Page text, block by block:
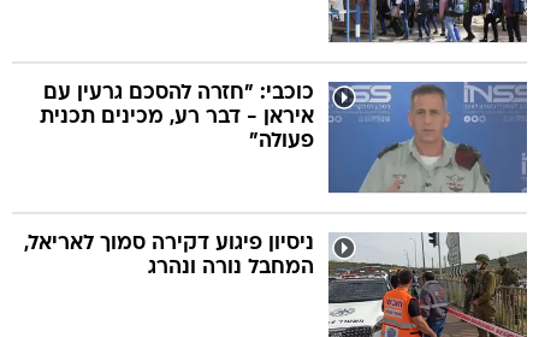
כוכבי: "חזרה להסכם גרעין עם
איראן - דבר רע, מכינים תכנית
פעולה"
ניסיון פיגוע דקירה סמוך לאריאל,
המחבל נורה ונהרג